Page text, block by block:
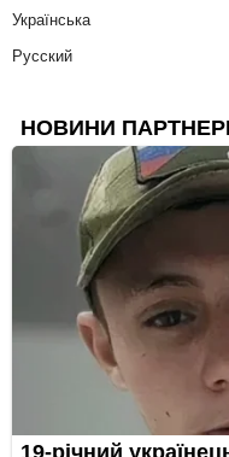
Українська
Русский